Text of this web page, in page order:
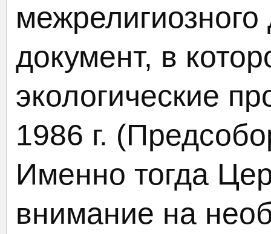
документ, в
экологические
1986 г.
Именно тогда
внимание на